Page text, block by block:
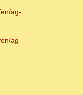
ag-
ag-